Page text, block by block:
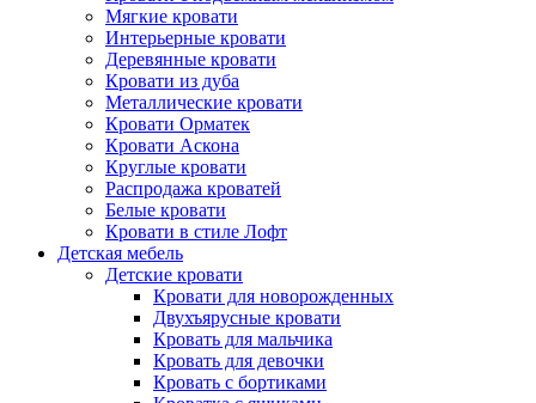
Мягкие кровати
Интерьерные кровати
Деревянные кровати
Кровати из дуба
Металлические кровати
Кровати Орматек
Кровати Аскона
Круглые кровати
Распродажа кроватей
Белые кровати
Кровати в стиле Лофт
Детская мебель
Детские кровати
Кровати для новорожденных
Двухъярусные кровати
Кровать для мальчика
Кровать для девочки
Кровать с бортиками